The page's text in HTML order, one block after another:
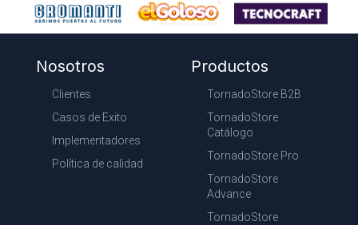
Nosotros
Clientes
Casos de Exito
Implementadores
Política de calidad
Productos
TornadoStore B2B
TornadoStore
Catálogo
TornadoStore Pro
TornadoStore
Advance
TornadoStore